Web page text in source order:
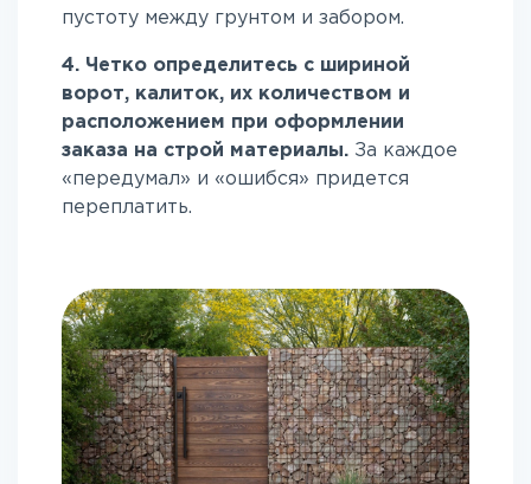
пустоту между грунтом и забором.
4. Четко определитесь с шириной
ворот, калиток, их количеством и
расположением при оформлении
заказа на строй материалы. За каждое
«передумал» и «ошибся» придется
переплатить.